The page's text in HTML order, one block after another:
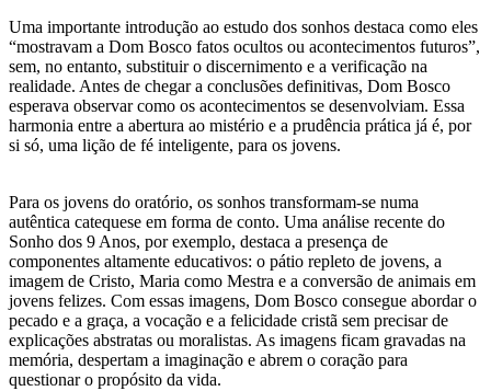
Uma importante introdução ao estudo dos sonhos destaca como eles
“mostravam a Dom Bosco fatos ocultos ou acontecimentos futuros”,
sem, no entanto, substituir o discernimento e a verificação na
realidade. Antes de chegar a conclusões definitivas, Dom Bosco
esperava observar como os acontecimentos se desenvolviam. Essa
harmonia entre a abertura ao mistério e a prudência prática já é, por
si só, uma lição de fé inteligente, para os jovens.
Para os jovens do oratório, os sonhos transformam-se numa
autêntica catequese em forma de conto. Uma análise recente do
Sonho dos 9 Anos, por exemplo, destaca a presença de
componentes altamente educativos: o pátio repleto de jovens, a
imagem de Cristo, Maria como Mestra e a conversão de animais em
jovens felizes. Com essas imagens, Dom Bosco consegue abordar o
pecado e a graça, a vocação e a felicidade cristã sem precisar de
explicações abstratas ou moralistas. As imagens ficam gravadas na
memória, despertam a imaginação e abrem o coração para
questionar o propósito da vida.